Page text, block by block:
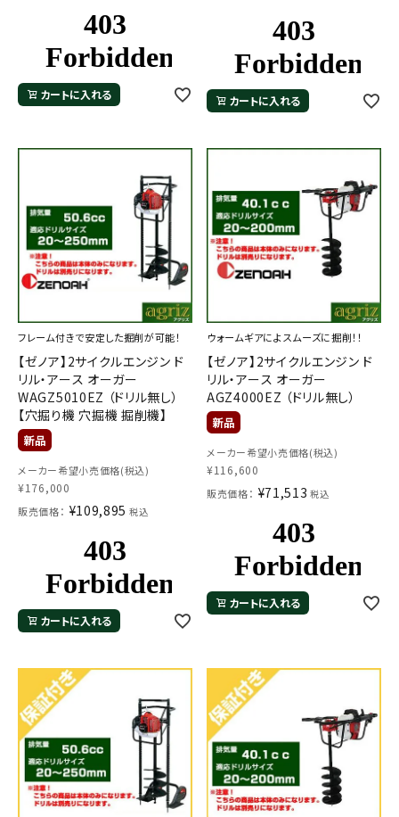
メールでのお問い合わせ
info@agriz.net
カートに入れる カートに入れる
フレーム付きで安定した掘削が可能！
【ゼノア】2サイクルエンジン ド
リル・アース オーガー
WAGZ5010EZ （ドリル無し）
【穴掘り機 穴掘機 掘削機】
メーカー希望小売価格(税込)
¥176,000
販売価格： ¥109,895 税込
カートに入れる
ウォームギアによスムーズに掘削！！
【ゼノア】2サイクルエンジン ド
リル・アース オーガー
AGZ4000EZ （ドリル無し）
メーカー希望小売価格(税込)
¥116,600
販売価格： ¥71,513 税込
カートに入れる